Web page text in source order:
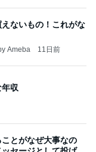
えないもの！これがな
Ameba 11日前
年収
とがなぜ大事なの